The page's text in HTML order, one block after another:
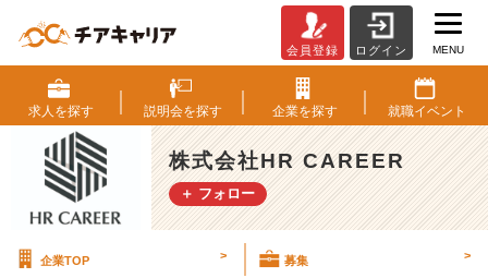
浜
支
社
も
開
設
会員登録 ログイン MENU
求人を探す 説明会を探す 企業を探す 就職イベント
株式会社HR CAREER
＋ フォロー
企業TOP > 募集 >